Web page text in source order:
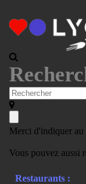
Merci d'indiquer au
Vous pouvez aussi
Restaurants :